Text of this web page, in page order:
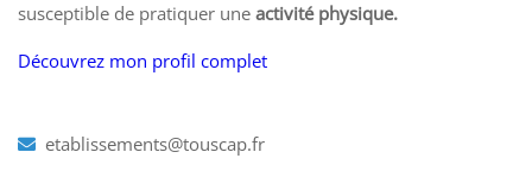
susceptible de pratiquer une activité physique.
Découvrez mon profil complet
etablissements@touscap.fr